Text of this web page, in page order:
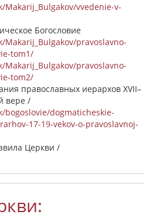
vvedenie-v-
Богословие
pravoslavno-
tom1/
pravoslavno-
tom2/
православных иерархов XVII–
вере /
dogmaticheskie-
17-19-vekov-o-pravoslavnoj-
Церкви /